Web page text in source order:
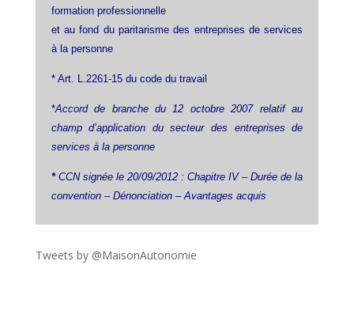
formation professionnelle
et au fond du paritarisme des entreprises de services
à la personne
* Art. L.2261-15 du code du travail
*Accord de branche du 12 octobre 2007 relatif au
champ d’application du secteur des entreprises de
services à la personne
*CCN signée le 20/09/2012 : Chapitre IV – Durée de la
convention – Dénonciation – Avantages acquis
Tweets by @MaisonAutonomie